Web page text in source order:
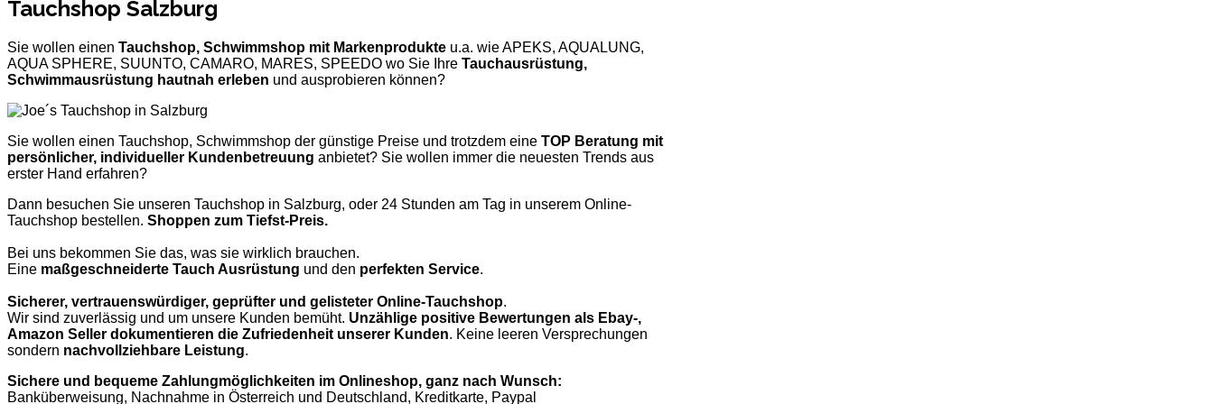
Tauchshop Salzburg
Sie wollen einen Tauchshop, Schwimmshop mit Markenprodukte u.a. wie APEKS, AQUALUNG,
AQUA SPHERE, SUUNTO, CAMARO, MARES, SPEEDO wo Sie Ihre Tauchausrüstung,
Schwimmausrüstung hautnah erleben und ausprobieren können?
Sie wollen einen Tauchshop, Schwimmshop der günstige Preise und trotzdem eine TOP Beratung mit
persönlicher, individueller Kundenbetreuung anbietet? Sie wollen immer die neuesten Trends aus
erster Hand erfahren?
Dann besuchen Sie unseren Tauchshop in Salzburg, oder 24 Stunden am Tag in unserem Online-
Tauchshop bestellen. Shoppen zum Tiefst-Preis.
Bei uns bekommen Sie das, was sie wirklich brauchen.
Eine maßgeschneiderte Tauch Ausrüstung und den perfekten Service.
Sicherer, vertrauenswürdiger, geprüfter und gelisteter Online-Tauchshop.
Wir sind zuverlässig und um unsere Kunden bemüht. Unzählige positive Bewertungen als Ebay-,
Amazon Seller dokumentieren die Zufriedenheit unserer Kunden. Keine leeren Versprechungen
sondern nachvollziehbare Leistung.
Sichere und bequeme Zahlungmöglichkeiten im Onlineshop, ganz nach Wunsch:
Banküberweisung, Nachnahme in Österreich und Deutschland, Kreditkarte, Paypal